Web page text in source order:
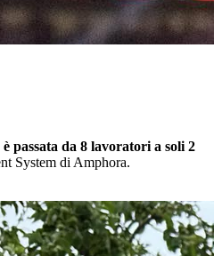
è passata da 8 lavoratori a soli 2
System di Amphora.